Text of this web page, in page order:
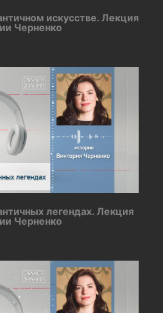
искусстве. Лекция
Черненко
легендах. Лекция
Черненко